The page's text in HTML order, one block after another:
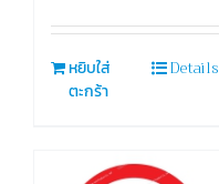
หยิบใส่
ตะกร้า
Details